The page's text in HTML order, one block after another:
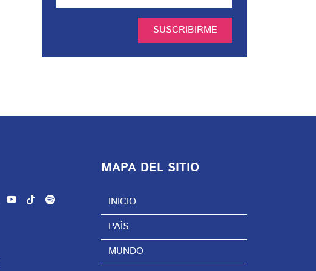
SUSCRIBIRME
MAPA DEL SITIO
INICIO
PAÍS
MUNDO